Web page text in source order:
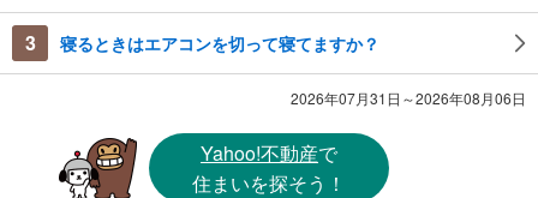
3 寝るときはエアコンを切って寝てますか？
2026年07月31日～2026年08月06日
Yahoo!不動産で
住まいを探そう！